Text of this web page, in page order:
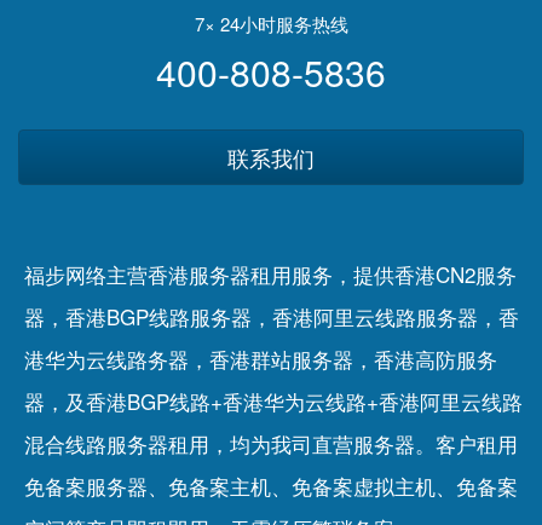
7× 24小时服务热线
400-808-5836
联系我们
福步网络主营香港服务器租用服务，提供香港CN2服务
器，香港BGP线路服务器，香港阿里云线路服务器，香
港华为云线路务器，香港群站服务器，香港高防服务
器，及香港BGP线路+香港华为云线路+香港阿里云线路
混合线路服务器租用，均为我司直营服务器。客户租用
免备案服务器、 免备案主机、 免备案虚拟主机、 免备案